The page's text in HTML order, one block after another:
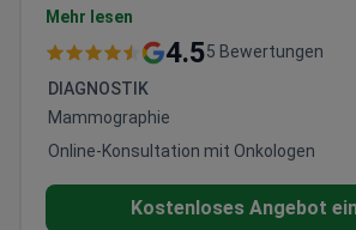
Onkologie spezialisiert. Behandelt
Patienten.
und blasenerhaltende Chirurgie
Hochpräzisions-Brachytherapie
Gebärmutterhalskrebs.
Kostenlose Bewertung umfasst
Überprüfung, Behandlungsplan und
Mehr lesen
4.55 Bewertungen
DIAGNOSTIK
Mammographie
Online-Konsultation mit Onkologen
Kostenloses Angebot